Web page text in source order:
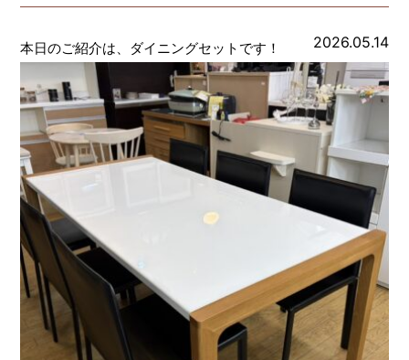
2026.05.14
本日のご紹介は、ダイニングセットです！